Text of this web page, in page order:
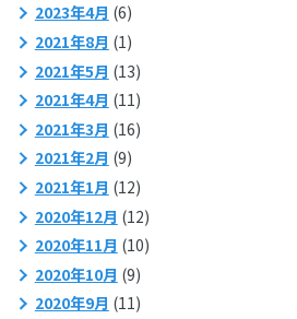
2023年4月 (6)
2021年8月 (1)
2021年5月 (13)
2021年4月 (11)
2021年3月 (16)
2021年2月 (9)
2021年1月 (12)
2020年12月 (12)
2020年11月 (10)
2020年10月 (9)
2020年9月 (11)